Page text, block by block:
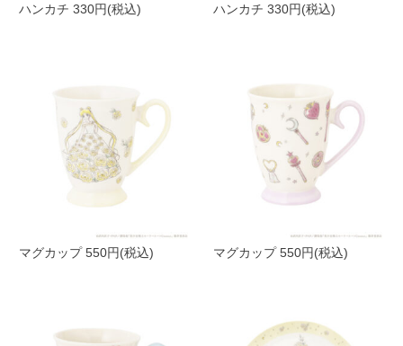
ハンカチ 330円(税込) ハンカチ 330円(税込)
マグカップ 550円(税込) マグカップ 550円(税込)